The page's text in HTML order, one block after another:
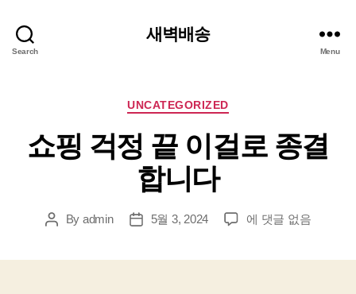
Search
새벽배송
Menu
Categories
UNCATEGORIZED
쇼핑 걱정 끝 이걸로 종결
합니다
PostBy admin
Post5월 3, 2024
쇼
에 댓글 없음